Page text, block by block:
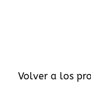
Volver a los